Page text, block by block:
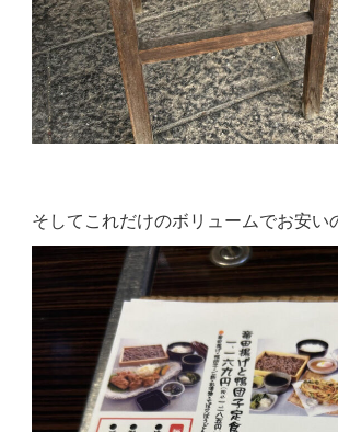
そしてこれだけのボリュームでお安い